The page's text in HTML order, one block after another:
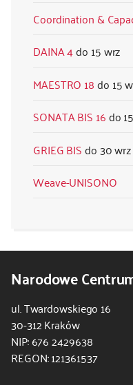
Coordination &
DAINA 4
15 wrz
MAESTRO 18
15
SONATA BIS 16
GRIEG BIS
30 wrz
Weave-UNISONO
Narodowe
ul. Twardowskiego 16
30-312 Kraków
NIP: 676 2429638
REGON: 121361537